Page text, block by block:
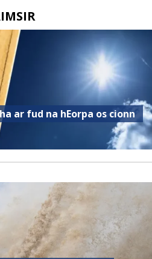
ar fud na hEorpa os cionn